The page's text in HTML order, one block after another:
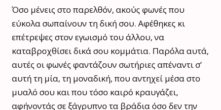
Όσο μένεις στο παρελθόν, ακούς φωνές που
εύκολα σωπαίνουν τη δική σου. Αφέθηκες κι
επέτρεψες στον εγωισμό του άλλου, να
καταβροχθίσει δικά σου κομμάτια. Παρ΄όλα αυτά,
αυτές οι φωνές φαντάζουν σωτήριες απέναντι σ’
αυτή τη μία, τη μοναδική, που αντηχεί μέσα στο
μυαλό σου και που τόσο καιρό κραυγάζει,
αφήνοντάς σε ξάγρυπνο τα βράδια όσο δεν την